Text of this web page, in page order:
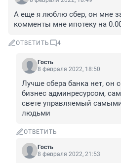
А еще я люблю сбер, он мне
комменты мне ипотеку на
ОТВЕТИТЬ 4
Гость
8 февраля 2022, 18:50
Лучше сбера банка нет, он
бизнес админресурсом,
свете управляемый
людьми
ОТВЕТИТЬ
Гость
8 февраля 2022, 21:53